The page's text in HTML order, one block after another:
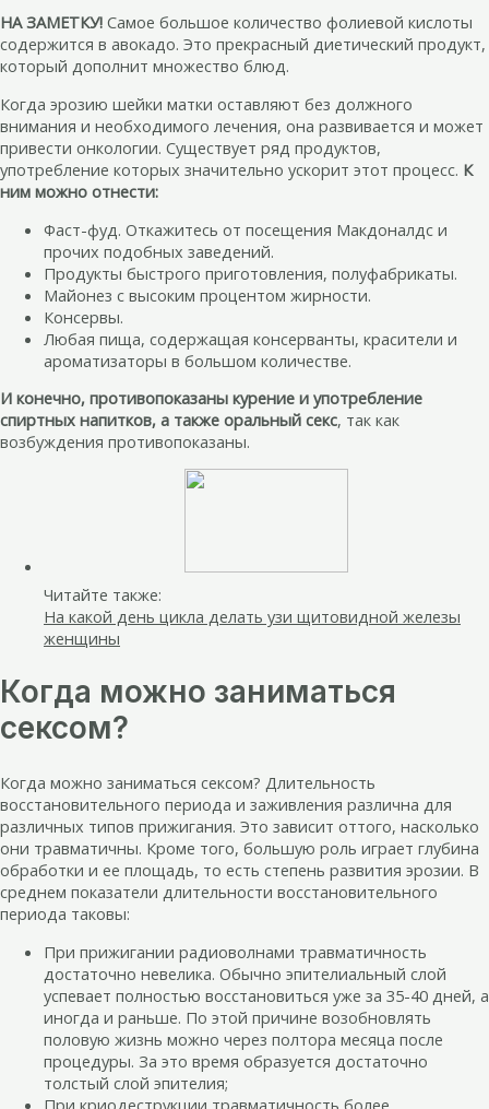
НА ЗАМЕТКУ! Самое большое количество фолиевой кислоты
содержится в авокадо. Это прекрасный диетический продукт,
который дополнит множество блюд.
Когда эрозию шейки матки оставляют без должного
внимания и необходимого лечения, она развивается и может
привести онкологии. Существует ряд продуктов,
употребление которых значительно ускорит этот процесс. К
ним можно отнести:
Фаст-фуд. Откажитесь от посещения Макдоналдс и
прочих подобных заведений.
Продукты быстрого приготовления, полуфабрикаты.
Майонез с высоким процентом жирности.
Консервы.
Любая пища, содержащая консерванты, красители и
ароматизаторы в большом количестве.
И конечно, противопоказаны курение и употребление
спиртных напитков, а также оральный секс, так как
возбуждения противопоказаны.
Читайте также:
На какой день цикла делать узи щитовидной железы
женщины
Когда можно заниматься
сексом?
Когда можно заниматься сексом? Длительность
восстановительного периода и заживления различна для
различных типов прижигания. Это зависит оттого, насколько
они травматичны. Кроме того, большую роль играет глубина
обработки и ее площадь, то есть степень развития эрозии. В
среднем показатели длительности восстановительного
периода таковы:
При прижигании радиоволнами травматичность
достаточно невелика. Обычно эпителиальный слой
успевает полностью восстановиться уже за 35-40 дней, а
иногда и раньше. По этой причине возобновлять
половую жизнь можно через полтора месяца после
процедуры. За это время образуется достаточно
толстый слой эпителия;
При криодеструкции травматичность более